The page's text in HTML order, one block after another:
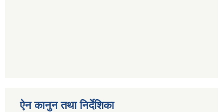
ऐन कानुन तथा निर्देशिका